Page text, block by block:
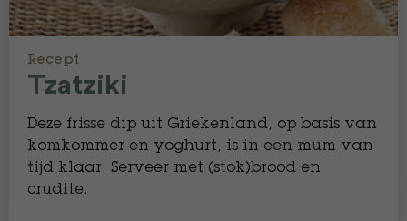
Recept
Tzatziki
Deze frisse dip uit Griekenland, op basis van
komkommer en yoghurt, is in een mum van
tijd klaar. Serveer met (stok)brood en
crudite.